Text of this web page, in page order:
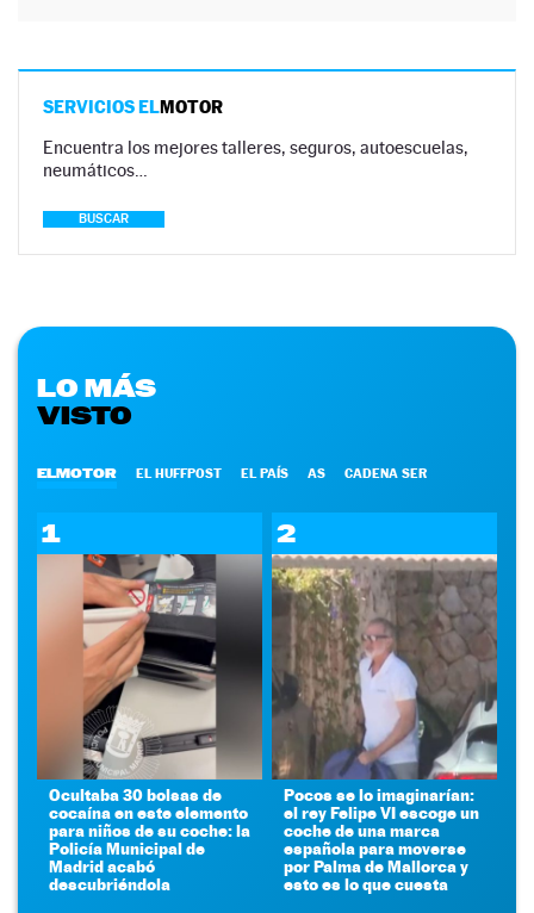
SERVICIOS ELMOTOR
Encuentra los mejores talleres, seguros, autoescuelas,
neumáticos…
BUSCAR
LO MÁS
VISTO
ELMOTOR EL HUFFPOST EL PAÍS AS CADENA SER
1
Ocultaba 30 bolsas de
cocaína en este elemento
para niños de su coche: la
Policía Municipal de
Madrid acabó
descubriéndola
2
Pocos se lo imaginarían:
el rey Felipe VI escoge un
coche de una marca
española para moverse
por Palma de Mallorca y
esto es lo que cuesta